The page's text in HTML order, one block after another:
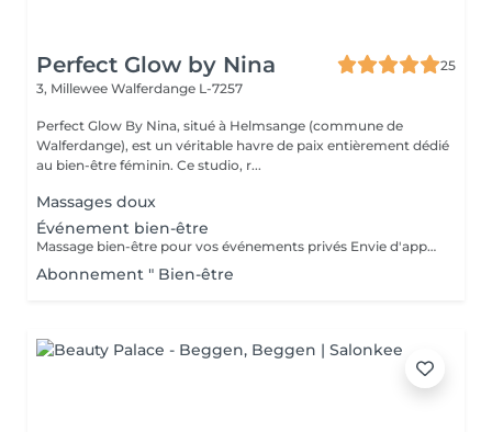
Perfect Glow by Nina
25
3, Millewee Walferdange L-7257
Perfect Glow By Nina, situé à Helmsange (commune de
Walferdange), est un véritable havre de paix entièrement dédié
au bien-être féminin. Ce studio, r...
Massages doux
Événement bien-être
Massage bien-être pour vos événements privés Envie d'apporter une touche de détente et d'originalité à votre événement ? Je propose des séances de massage bien-être lors de vos événements privés, dans une ambiance conviviale et relaxante. Idéal pour : Enterrement de vie de jeune fille (EVJF) Anniversaire Baby shower Journée entre amies Brunch bien-être Soirée privée Événement d'entreprise ou journée bien-être Toute autre occasion spéciale Chaque prestation est adaptée à votre événement et à vos envies, afin d'offrir à vos invités un véritable moment de relaxation. Pour connaître les formules disponibles, les tarifs ou obtenir un devis personnalisé, n'hésitez pas à me contacter.
Abonnement " Bien-être